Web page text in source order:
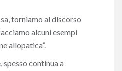
torniamo al discorso
alcuni esempi
allopatica”.
continua a